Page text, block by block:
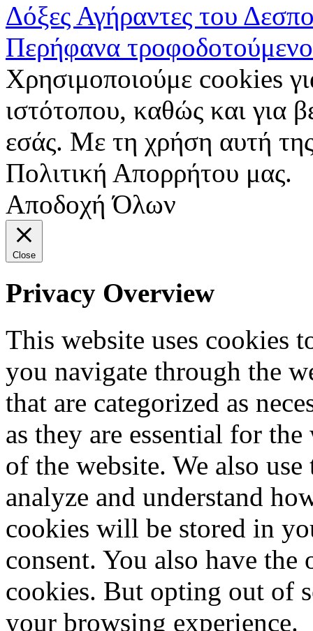
Δόξες Αγήραντες του
Περήφανα
Χρησιμοποιούμε cookies
ιστότοπου, καθώς και για
εσάς. Με τη χρήση αυτή
Πολιτική Απορρήτου μας.
Αποδοχή Όλων
Close
Privacy Overview
This website uses cookies
you navigate through the
that are categorized as
as they are essential for
of the website. We also
analyze and understand
cookies will be stored in
consent. You also have
cookies. But opting out of
your browsing experience.